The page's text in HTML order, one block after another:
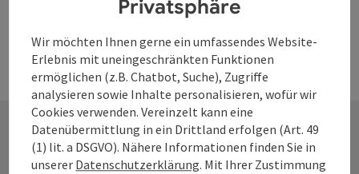
Kontakt
Privatsphäre
Wir möchten Ihnen gerne ein umfassendes Website-
Erlebnis mit uneingeschränkten Funktionen
ermöglichen (z.B. Chatbot, Suche), Zugriffe
analysieren sowie Inhalte personalisieren, wofür wir
Cookies verwenden. Vereinzelt kann eine
Datenübermittlung in ein Drittland erfolgen (Art. 49
(1) lit. a DSGVO). Nähere Informationen finden Sie in
unserer Datenschutzerklärung. Mit Ihrer Zustimmung